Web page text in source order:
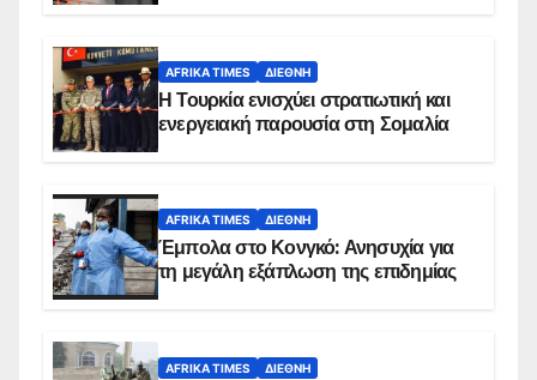
AFRIKA TIMES ΔΙΕΘΝΉ
Η Τουρκία ενισχύει στρατιωτική και
ενεργειακή παρουσία στη Σομαλία
AFRIKA TIMES ΔΙΕΘΝΉ
Έμπολα στο Κονγκό: Ανησυχία για
τη μεγάλη εξάπλωση της επιδημίας
AFRIKA TIMES ΔΙΕΘΝΉ